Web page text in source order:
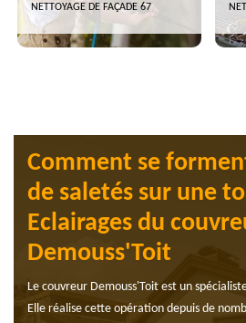
NETTOYAGE DE FAÇADE 67
Comment se
de saletés sur une
Eclairages du
Demouss'Toit
Le couvreur Demouss'Toit est un
Elle réalise cette opération depuis de